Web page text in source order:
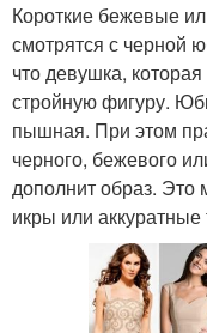
Короткие бежевые
смотрятся с черной
что девушка,
стройную фигуру.
пышная. При этом
черного, бежевого
дополнит образ. Это
икры или